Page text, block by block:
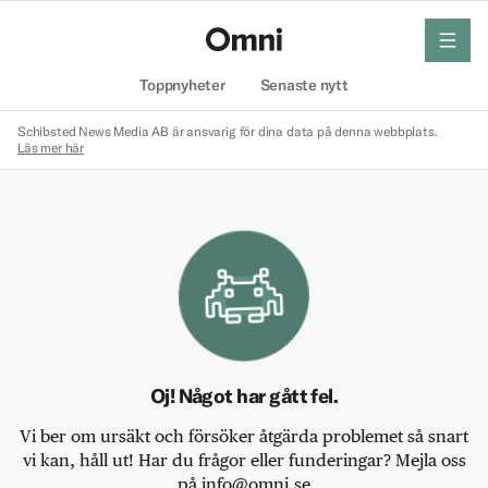
Toppnyheter Senaste nytt
meny
Schibsted News Media AB är ansvarig för dina data på denna webbplats.
Läs mer här
Oj! Något har gått fel.
Vi ber om ursäkt och försöker åtgärda problemet så snart
vi kan, håll ut! Har du frågor eller funderingar? Mejla oss